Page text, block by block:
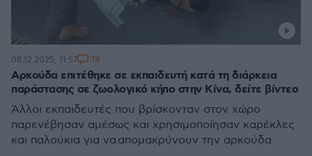
Αρκούδα επιτέθηκε σε εκπαιδευτή κατά τη διάρκεια
παράστασης σε ζωολογικό κήπο στην Κίνα, δείτε βίντεο
Άλλοι εκπαιδευτές που βρίσκονταν στον χώρο
παρενέβησαν αμέσως και χρησιμοποίησαν καρέκλες
και παλούκια για να απομακρύνουν την αρκούδα
08.12.2025, 11:57 18